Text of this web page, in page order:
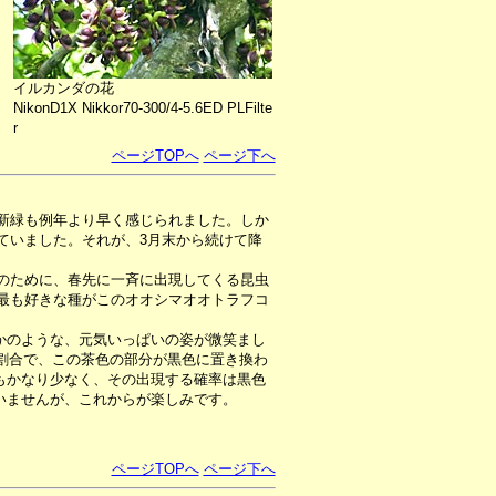
イルカンダの花
NikonD1X Nikkor70-300/4-5.6ED PLFilte
r
ページTOPへ ページ下へ
緑も例年より早く感じられました。しか
いました。それが、3月末から続けて降
めに、春先に一斉に出現してくる昆虫
好きな種がこのオオシマオオトラフコ
ような、元気いっぱいの姿が微笑まし
で、この茶色の部分が黒色に置き換わ
なり少なく、その出現する確率は黒色
せんが、これからが楽しみです。
ページTOPへ ページ下へ